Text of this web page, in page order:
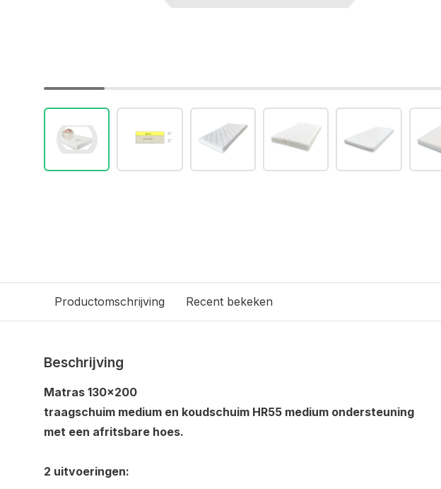
Productomschrijving Recent bekeken
Beschrijving
Matras 130x200
traagschuim medium en koudschuim HR55 medium ondersteuning
met een afritsbare hoes.
2 uitvoeringen: